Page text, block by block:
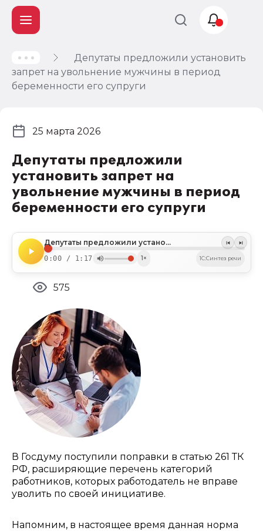
Депутаты предложили установить
запрет на увольнение мужчины в период
беременности его супруги
Депутаты предложили
установить запрет на
увольнение мужчины в период
беременности его супруги
Депутаты предложили установить запрет на увольнение мужчины в период беременности его супруги
0:00 / 1:17 1× 1C:Синтез речи
25 марта 2026
575
В Госдуму поступили поправки в статью 261 ТК
РФ, расширяющие перечень категорий
работников, которых работодатель не вправе
уволить по своей инициативе.
Напомним, в настоящее время данная норма
Учет и
налогообложение